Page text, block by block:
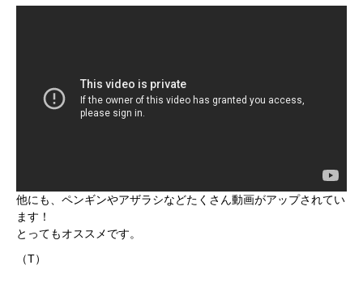
他にも、ペンギンやアザラシなどたくさん動画がアップされてい
ます！
とってもオススメです。
（T）